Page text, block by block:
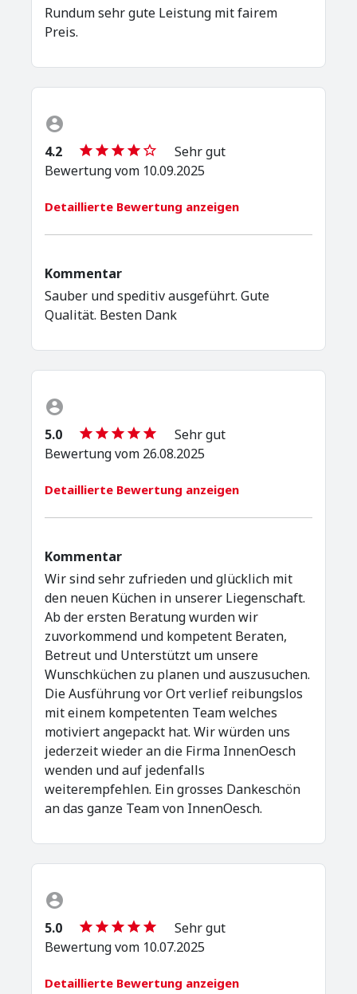
Rundum sehr gute Leistung mit fairem
Preis.
4.2
Sehr gut
Bewertung vom 10.09.2025
Detaillierte Bewertung anzeigen
Kommentar
Sauber und speditiv ausgeführt. Gute
Qualität. Besten Dank
5.0
Sehr gut
Bewertung vom 26.08.2025
Detaillierte Bewertung anzeigen
Kommentar
Wir sind sehr zufrieden und glücklich mit
den neuen Küchen in unserer Liegenschaft.
Ab der ersten Beratung wurden wir
zuvorkommend und kompetent Beraten,
Betreut und Unterstützt um unsere
Wunschküchen zu planen und auszusuchen.
Die Ausführung vor Ort verlief reibungslos
mit einem kompetenten Team welches
motiviert angepackt hat. Wir würden uns
jederzeit wieder an die Firma InnenOesch
wenden und auf jedenfalls
weiterempfehlen. Ein grosses Dankeschön
an das ganze Team von InnenOesch.
5.0
Sehr gut
Bewertung vom 10.07.2025
Detaillierte Bewertung anzeigen